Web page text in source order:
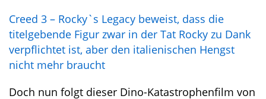
Creed 3 – Rocky`s Legacy beweist, dass die
titelgebende Figur zwar in der Tat Rocky zu Dank
verpflichtet ist, aber den italienischen Hengst
nicht mehr braucht
Doch nun folgt dieser Dino-Katastrophenfilm von